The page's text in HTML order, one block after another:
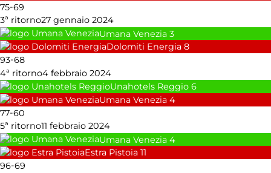
75-69
3ª ritorno27 gennaio 2024
Umana Venezia 3
Dolomiti Energia 8
93-68
4ª ritorno4 febbraio 2024
Unahotels Reggio 6
Umana Venezia 4
77-60
5ª ritorno11 febbraio 2024
Umana Venezia 4
Estra Pistoia 11
96-69